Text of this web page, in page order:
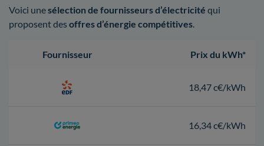
Voici unesélection de fournisseurs d’électricité qui
proposent des offres d’énergie compétitives
Fournisseur Prix du kWh*
18,47 c€/kWh
16,34 c€/kWh